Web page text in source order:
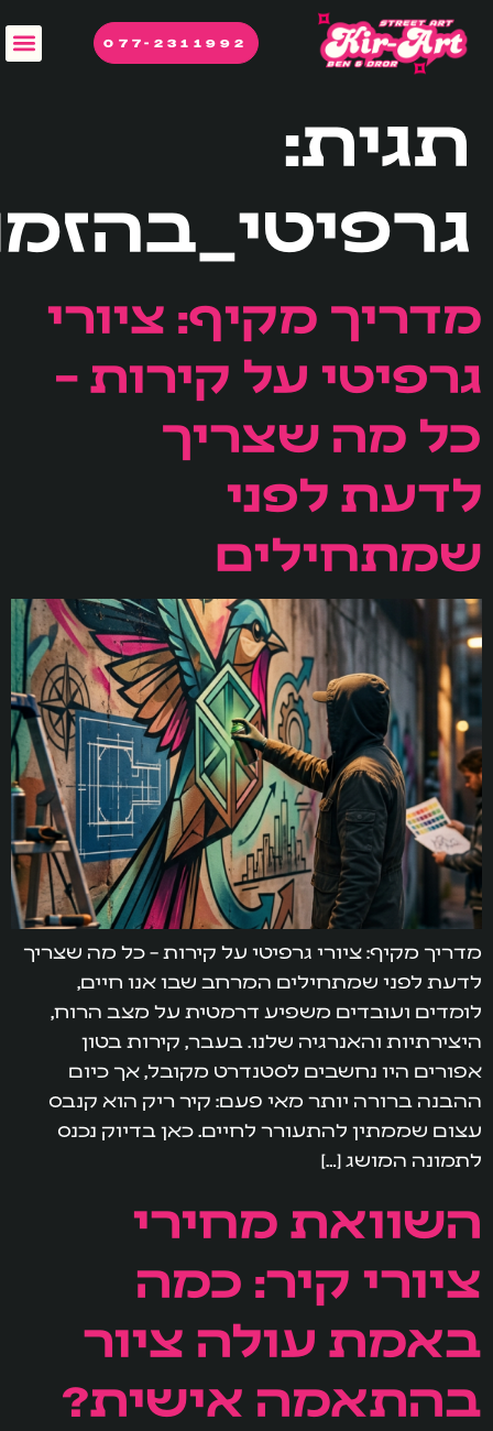
לתוכן
077-2311992
תגית:
מדריך מקיף: ציורי
גרפיטי על קירות –
כל מה שצריך
לדעת לפני
שמתחילים
מדריך מקיף: ציורי גרפיטי על קירות – כל מה שצריך
לדעת לפני שמתחילים המרחב שבו אנו חיים,
לומדים ועובדים משפיע דרמטית על מצב הרוח,
היצירתיות והאנרגיה שלנו. בעבר, קירות בטון
אפורים היו נחשבים לסטנדרט מקובל, אך כיום
ההבנה ברורה יותר מאי פעם: קיר ריק הוא קנבס
עצום שממתין להתעורר לחיים. כאן בדיוק נכנס
לתמונה המושג […]
השוואת מחירי
ציורי קיר: כמה
באמת עולה ציור
בהתאמה אישית?